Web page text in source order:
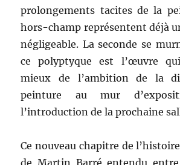
prolongements tacites de la
hors-champ représentent déjà
négligeable. La seconde se
ce polyptyque est l’œuvre
mieux de l’ambition de la
peinture au mur
l’introduction de la prochaine
Ce nouveau chapitre de
de Martin Barré entendu